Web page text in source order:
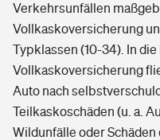
Verkehrsunfällen
Vollkaskoversicherung
Typklassen (10-34). In
Vollkaskoversicherung
Auto nach
Teilkaskoschäden (u. a.
Wildunfälle oder